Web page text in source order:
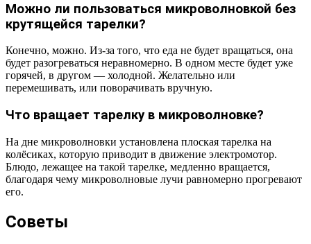
Можно ли пользоваться микроволновкой без
крутящейся тарелки?
Конечно, можно. Из-за того, что еда не будет вращаться, она
будет разогреваться неравномерно. В одном месте будет уже
горячей, в другом — холодной. Желательно или
перемешивать, или поворачивать вручную.
Что вращает тарелку в микроволновке?
На дне микроволновки установлена плоская тарелка на
колёсиках, которую приводит в движение электромотор.
Блюдо, лежащее на такой тарелке, медленно вращается,
благодаря чему микроволновые лучи равномерно прогревают
его.
Советы